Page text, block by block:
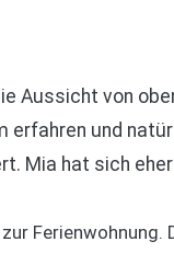
Aussicht von
erfahren und
Mia hat sich eher
Ferienwohnung.